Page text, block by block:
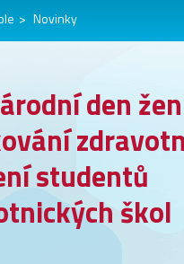
Novinky
den žen
studentů
škol